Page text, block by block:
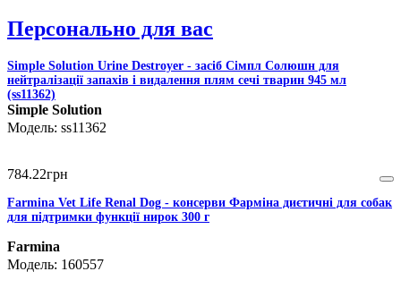
Персонально для вас
Simple Solution Urine Destroyer - засіб Сімпл Солюшн для
нейтралізації запахів і видалення плям сечі тварин 945 мл
(ss11362)
Simple Solution
ss11362
784.22грн
Farmina Vet Life Renal Dog - консерви Фарміна диєтичні для собак
для підтримки функції нирок 300 г
Farmina
160557